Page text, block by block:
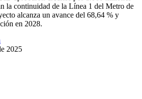
la continuidad de la Línea 1 del Metro de
alcanza un avance del 68,64 % y
en 2028.
2025